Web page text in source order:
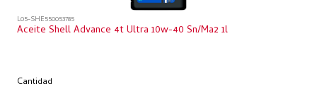
L05-SHE550053785
Aceite Shell Advance 4t Ultra 10w-40 Sn/ma2 1l
Cantidad